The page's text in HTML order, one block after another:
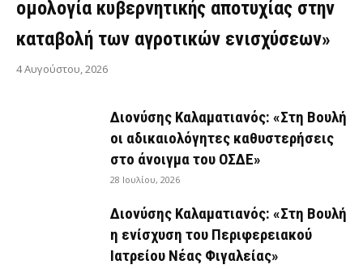
ομολογία κυβερνητικής αποτυχίας στην
καταβολή των αγροτικών ενισχύσεων»
4 Αυγούστου, 2026
Διονύσης Καλαματιανός: «Στη Βουλή
οι αδικαιολόγητες καθυστερήσεις
στο άνοιγμα του ΟΣΔΕ»
28 Ιουλίου, 2026
Διονύσης Καλαματιανός: «Στη Βουλή
η ενίσχυση του Περιφερειακού
Ιατρείου Νέας Φιγαλείας»